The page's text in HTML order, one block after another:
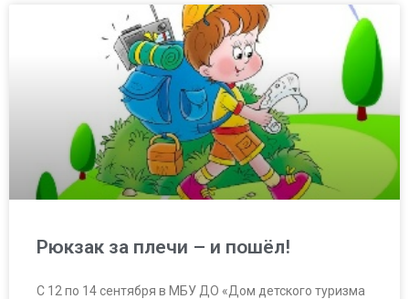
Рюкзак за плечи – и пошёл!
С 12 по 14 сентября в МБУ ДО «Дом детского туризма